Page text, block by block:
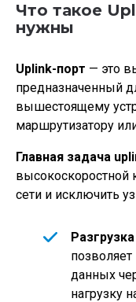
Что такое
нужны
Uplink-порт — это
предназначенный
вышестоящему
маршрутизатору
Главная задача
высокоскоростной
сети и исключить
данных
нагрузку